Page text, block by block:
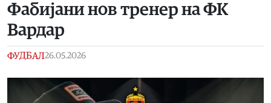
Фабијани нов тренер на ФК
Вардар
ФУДБАЛ26.05.2026